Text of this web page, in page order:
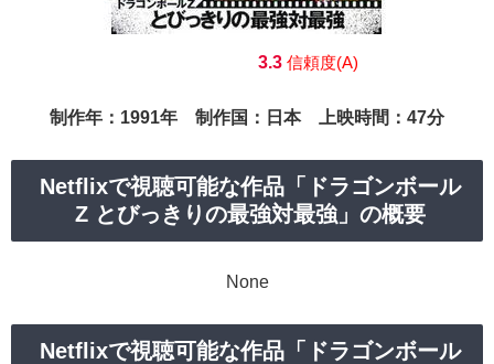
3.3信頼度(A)
制作年：1991年 制作国：日本 上映時間：47分
Netflixで視聴可能な作品「ドラゴンボール
Z とびっきりの最強対最強」の概要
None
Netflixで視聴可能な作品「ドラゴンボール